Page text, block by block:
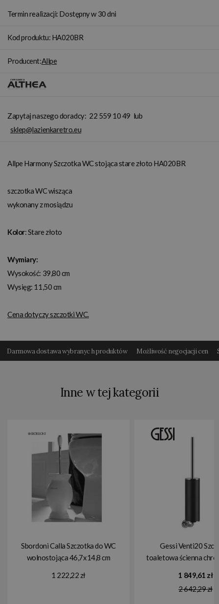
Termin realizacji: Dostępny w 30 dni
Kod produktu: HA020BR
Producent:Allpe
Zapytaj naszego doradcy: 22 559 10 49 lub
sklep@lazienkaretro.eu
Allpe Harmony Szczotka WC stojąca stare złoto HA020BR
szczotka WC wisząca
wykonany z mosiądzu
Kolor: Stare złoto
Wymiary:
Wysokość: 39,80 cm
Wysięg: 11,50 cm
Cena dotyczy szczotki WC.
Darmowa dostawa wybranyc h produktów Możliwość negocjacji cen
Inne w tej kategorii
Sbordoni Calla Szczotka do WC
wolnostojąca 46,7x14,8 cm
1 222,22 zł
Gessi Venti20
toaletowa ścienna
1 849,61 zł
2 642,29 zł